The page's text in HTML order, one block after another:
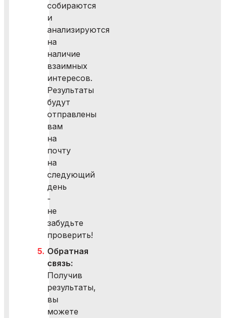
собираются
и
анализируются
на
наличие
взаимных
интересов.
Результаты
будут
отправлены
вам
на
почту
на
следующий
день
-
не
забудьте
проверить!
Обратная
связь:
Получив
результаты,
вы
можете